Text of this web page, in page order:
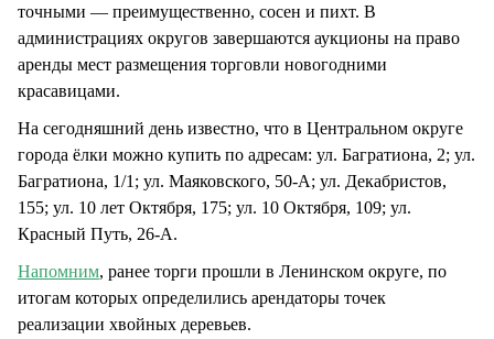
точными — преимущественно, сосен и пихт. В
администрациях округов завершаются аукционы на право
аренды мест размещения торговли новогодними
красавицами.
На сегодняшний день известно, что в Центральном округе
города ёлки можно купить по адресам: ул. Багратиона, 2; ул.
Багратиона, 1/1; ул. Маяковского, 50-А; ул. Декабристов,
155; ул. 10 лет Октября, 175; ул. 10 Октября, 109; ул.
Красный Путь, 26-А.
Напомним, ранее торги прошли в Ленинском округе, по
итогам которых определились арендаторы точек
реализации хвойных деревьев.